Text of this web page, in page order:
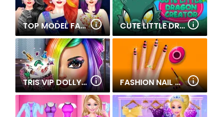
TOP MODEL FASHION DRESS UP CUTE LITTLE DRAGON CREATOR
TRIS VIP DOLLY MAKEUP FASHION NAIL ART